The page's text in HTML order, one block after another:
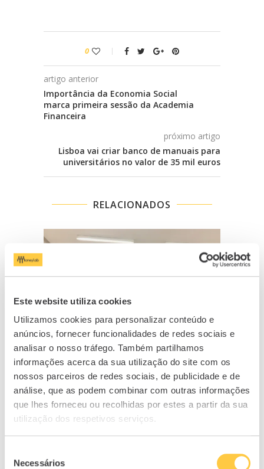
Este website utiliza cookies
Utilizamos cookies para personalizar conteúdo e
anúncios, fornecer funcionalidades de redes sociais e
analisar o nosso tráfego. Também partilhamos
informações acerca da sua utilização do site com os
nossos parceiros de redes sociais, de publicidade e de
análise, que as podem combinar com outras informações
que lhes forneceu ou recolhidas por estes a partir da sua
utilização dos respetivos serviços.
Necessários
0
artigo anterior
Importância da Economia Social
marca primeira sessão da Academia
Financeira
próximo artigo
Lisboa vai criar banco de manuais para
universitários no valor de 35 mil euros
RELACIONADOS
Empreendedorismo e trabalho por
conta de outrem...
30/11/2017